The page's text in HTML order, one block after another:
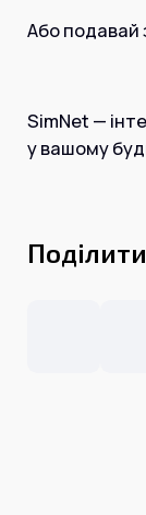
Або подавай
SimNet —
у вашому